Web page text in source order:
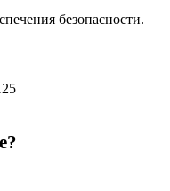
безопасности.